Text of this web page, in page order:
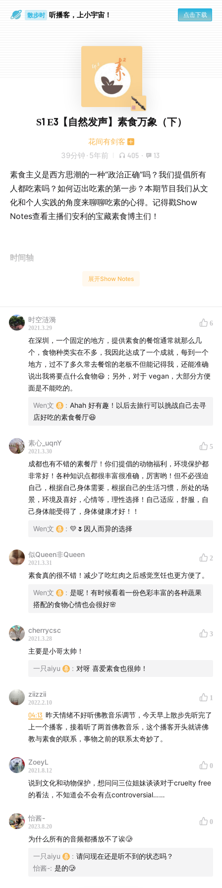
散步时 听播客，上小宇宙！ 点击下载
S1 E3【自然发声】素食万象（下）
花间有剑客
39分钟 · 5年前 405 · 13
素食主义是西方思潮的一种“政治正确”吗？我们提倡所有
人都吃素吗？如何迈出吃素的第一步？本期节目我们从文
化和个人实践的角度来聊聊吃素的心得。记得戳Show
Notes查看主播们安利的宝藏素食博主们！
时间轴
00:10:42如何迈出素食的第一步？
00:14:50
素食如何保障健康营养？任何饮食都需要考虑营
养均衡！
00:19:00素斋真的很好吃
00:21:50食品标签是智商税吗：有机食品有机在哪里？
00:27:21怎么面对素食期间的社交压力？
00:33:26宝藏素食博主推荐
延伸阅读
有机食品、绿色食品与无公害食品：
博主推荐
素食绫也——Youtube或者B站搜索
素食星球——微信内搜索公众号
www.pickuplimes.com
Cheap Lazy Vegan——Youtube或者网站：
www.thecheaplazyvegan.com
小猪的蔬食magic——微博、B站，或者
Youtube（Chu‘s Vegan）
About Roses and Swords:
Wen, Aiyu, Luojun在一起分享学术日常中的美好和挣扎，
科普大众关注的自然环保问题，也讨论女性视角中的社会
议题。我们在聊天中梳理自己与世界的关系，也希望可以
在纷乱嘈杂的时代带给你们一方宁静。
找到我们：
RSS feed:https://feeds.buzzsprout.com/1687519.rss
展开Show Notes
时空涟漪
2021.3.29
6
在深圳，一个固定的地方，提供素食的餐馆通常就那么几
个，食物种类实在不多，我因此达成了一个成就，每到一个
地方，过不了多久常去餐馆的老板不但能记得我，还能准确
说出我将要点什么食物😆；另外，对于 vegan，大部分方便
面是不能吃的。
Wen文 : Ahah 好有趣！以后去旅行可以挑战自己去寻
店好吃的素食餐厅😆
素心_uqnY
2021.3.30
5
成都也有不错的素餐厅！你们提倡的动物福利，环境保护都
非常好！各种知识点都很丰富很准确，厉害哟！但不必强迫
自己，根据自己身体需要，根据自己的生活习惯，所处的场
景，环境及喜好，心情等，理性选择！自己适应，舒服，自
己身体能受得了，身体健康才好！！
Wen文 : 💛🌷因人而异的选择
似Queen非Queen
2021.3.31
2
素食真的很不错！减少了吃红肉之后感觉烹饪也更方便了。
Wen文 : 是呢！有时候看着一份色彩丰富的各种蔬果
搭配的食物心情也会很好🌸
cherrycsc
2021.3.28
3
主要是小哥太帅！
一只aiyu : 对呀 喜爱素食也很帅！
ziizzii
2022.2.10
1
04:13 昨天情绪不好听佛教音乐调节，今天早上散步先听完了
上一个播客，接着听了两首佛教音乐，这个播客开头就讲佛
教与素食的联系，事物之前的联系太奇妙了。
ZoeyL
2021.8.12
0
说到文化和动物保护，想问问三位姐妹谈谈对于cruelty free
的看法，不知道会不会有点controversial……
怡酱-
2023.8.20
0
为什么所有的音频都播放不了诶🥲
一只aiyu : 请问现在还是听不到的状态吗？
怡酱-: 是的🥲